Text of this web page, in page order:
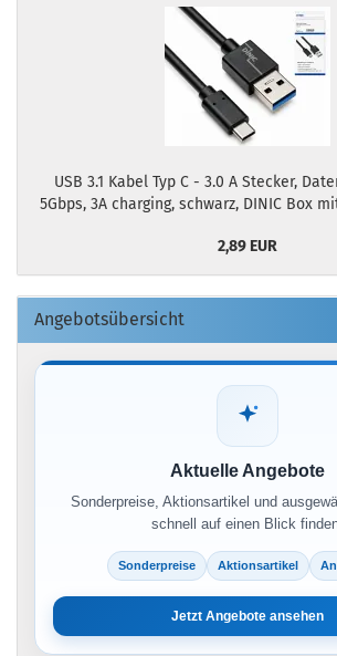
USB 3.1 Kabel Typ C - 3.0 A Stecker,
5Gbps, 3A charging, schwarz, DINIC Box
2,89 EUR
Angebotsübersicht
Aktuelle Angebote
Sonderpreise, Aktionsartikel und
schnell auf einen Blick
Sonderpreise Aktionsartikel
Jetzt Angebote ansehen